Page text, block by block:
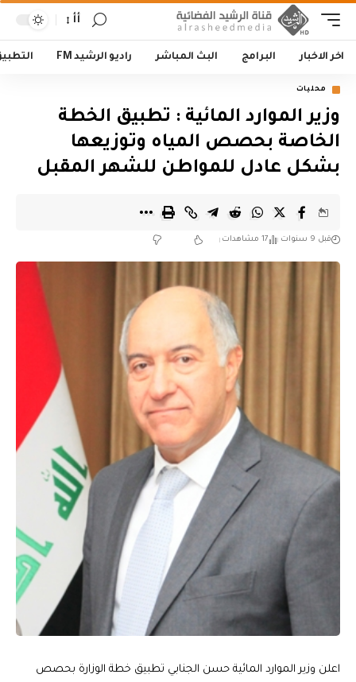
أأ
اخر الاخبار البرامج البث المباشر راديو الرشيد FM
محليات
وزير الموارد المائية : تطبيق الخطة
الخاصة بحصص المياه وتوزيعها
بشكل عادل للمواطن للشهر المقبل
قبل 9 سنوات 17 مشاهدات
اعلن وزير الموارد المائية حسن الجنابي تطبيق خطة الوزارة بحصص